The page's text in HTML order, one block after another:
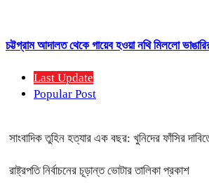
চট্টগ্রাম আদালত থেকে গায়েব হওয়া নথি মিললো
Last Update
Popular Post
সাংবাদিক তুহিন হত্যার এক বছর: খুনিদের ফাঁসির
রাষ্ট্রপতি নির্বাচনের চূড়ান্ত ভোটার তালিকা প্রকাশ